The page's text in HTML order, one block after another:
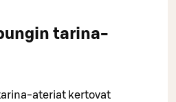
tarina-
ateriat kertovat